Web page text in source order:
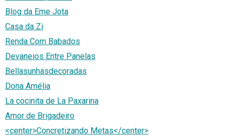
Blog da Eme Jota
Casa da Zi
Renda Com Babados
Devaneios Entre Panelas
Bellasunhasdecoradas
Dona Amélia
La cocinita de La Paxarina
Amor de Brigadeiro
<center>Concretizando Metas</center>